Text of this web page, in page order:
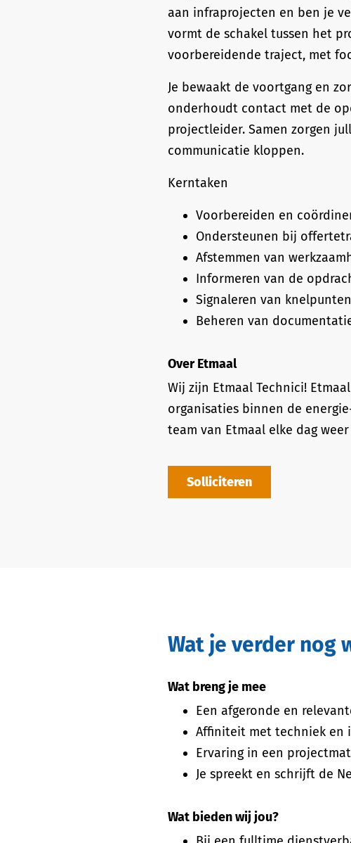
aan infraprojecten en ben je
vormt de schakel tussen het
voorbereidende traject, met
Je bewaakt de voortgang en
onderhoudt contact met de
projectleider. Samen zorgen
communicatie kloppen.
Kerntaken
Voorbereiden en
Ondersteunen bij
Afstemmen van
Informeren van de
Signaleren van
Beheren van
Over Etmaal
Wij zijn Etmaal Technici!
organisaties binnen de
team van Etmaal elke dag
Solliciteren
Wat je verder nog
Wat breng je mee
Een afgeronde en
Affiniteit met techniek en
Ervaring in een
Je spreekt en schrijft de
Wat bieden wij jou?